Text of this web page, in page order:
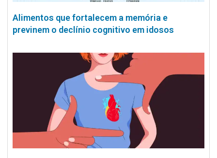
Alimentos que fortalecem a memória e
previnem o declínio cognitivo em idosos